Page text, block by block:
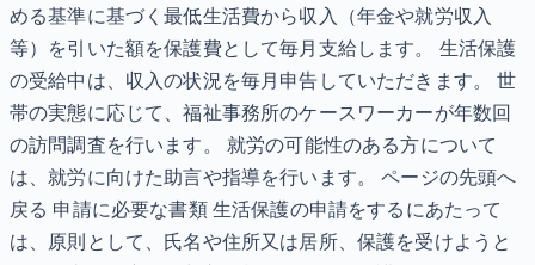
める基準に基づく最低生活費から収入（年金や就労収入
等）を引いた額を保護費として毎月支給します。 生活保護
の受給中は、収入の状況を毎月申告していただきます。 世
帯の実態に応じて、福祉事務所のケースワーカーが年数回
の訪問調査を行います。 就労の可能性のある方について
は、就労に向けた助言や指導を行います。 ページの先頭へ
戻る 申請に必要な書類 生活保護の申請をするにあたって
は、原則として、氏名や住所又は居所、保護を受けようと